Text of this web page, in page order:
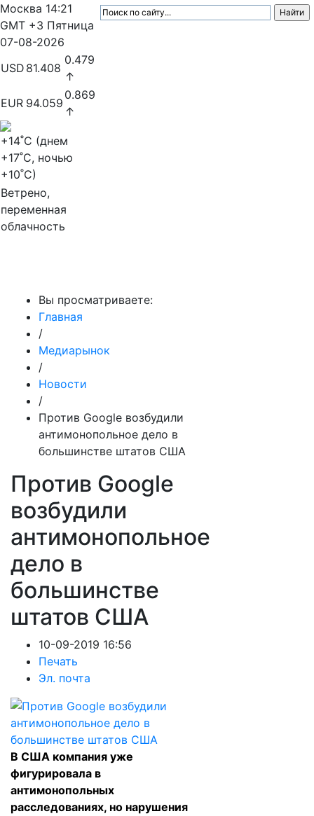
Москва 14:21
GMT +3 Пятница
07-08-2026
USD 81.408
0.479
↑
EUR 94.059
0.869
↑
+14˚C (днем
+17˚C, ночью
+10˚C)
Ветрено,
переменная
облачность
Вы просматриваете:
Главная
/
Медиарынок
/
Новости
/
Против Google возбудили
антимонопольное дело в
большинстве штатов США
Против Google
возбудили
антимонопольное
дело в
большинстве
штатов США
10-09-2019 16:56
Печать
Эл. почта
В США компания уже
фигурировала в
антимонопольных
расследованиях, но нарушения